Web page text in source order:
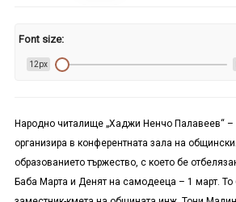
Font size:
12px
Народно читалище „Хаджи Ненчо Палавеев“ –
организира в конферентната зала на
образованието тържество, с което бе
Баба Марта и Денят на самодееца – 1 март. То